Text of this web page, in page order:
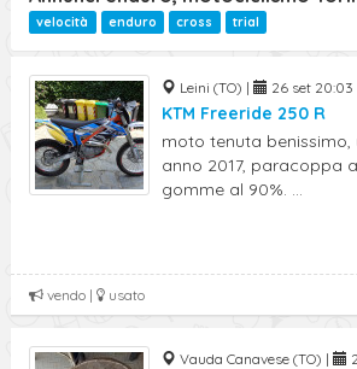
velocità enduro cross trial
Leini (TO) | 26 set 20:03
KTM Freeride 250 R
moto tenuta
anno 2017, paracoppa
gomme al 90%. ...
vendo | usato
Vauda Canavese (TO) |